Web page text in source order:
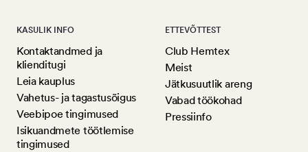
KASULIK INFO
Kontaktandmed ja
klienditugi
Leia kauplus
Vahetus- ja tagastusõigus
Veebipoe tingimused
Isikuandmete töötlemise
tingimused
ETTEVÕTTEST
Club Hemtex
Meist
Jätkusuutlik areng
Vabad töökohad
Pressiinfo